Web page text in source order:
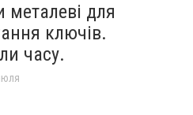
металеві для
ключів.
часу.